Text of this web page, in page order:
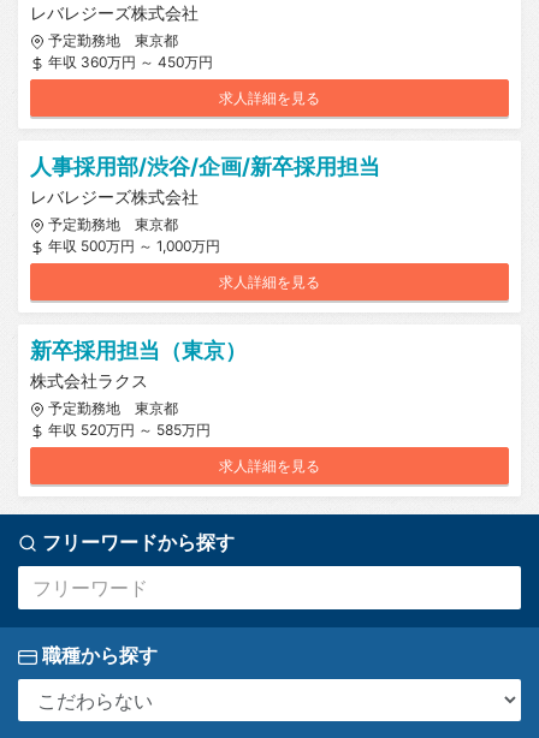
レバレジーズ株式会社
予定勤務地 東京都
年収 360万円 ～ 450万円
求人詳細を見る
人事採用部/渋谷/企画/新卒採用担当
レバレジーズ株式会社
予定勤務地 東京都
年収 500万円 ～ 1,000万円
求人詳細を見る
新卒採用担当（東京）
株式会社ラクス
予定勤務地 東京都
年収 520万円 ～ 585万円
求人詳細を見る
フリーワードから探す
職種から探す